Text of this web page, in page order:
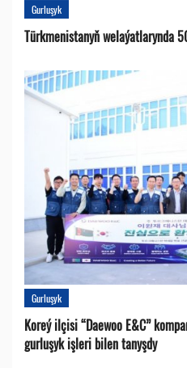
Gurluşyk
Türkmenistanyň welaýatlarynda
Gurluşyk
Koreý ilçisi “Daewoo E&C”
gurluşyk işleri bilen tanyşdy